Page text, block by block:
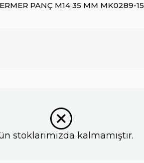
PANÇ M14 35 MM MK0289-15
stoklarımızda kalmamıştır.